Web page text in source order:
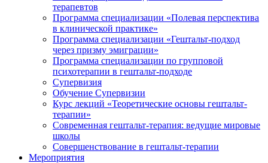
терапевтов
Программа специализации «Полевая перспектива
в клинической практике»
Программа специализации «Гештальт-подход
через призму эмиграции»
Программа специализации по групповой
психотерапии в гештальт-подходе
Супервизия
Обучение Супервизии
Курс лекций «Теоретические основы гештальт-
терапии»
Современная гештальт-терапия: ведущие мировые
школы
Совершенствование в гештальт-терапии
Мероприятия